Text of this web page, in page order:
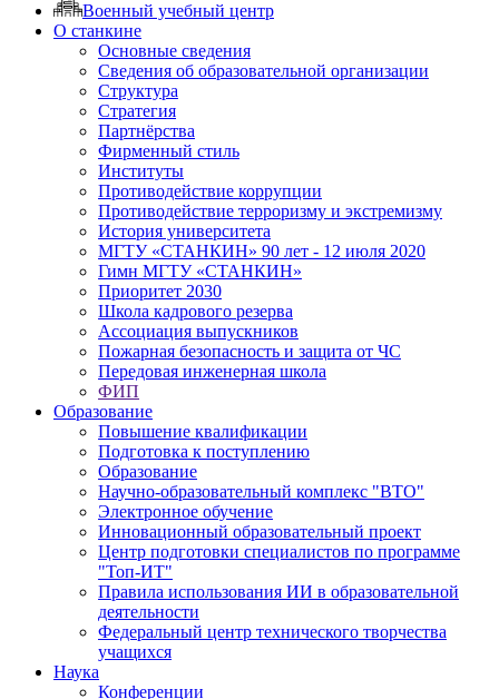
Военный учебный центр
О станкине
Основные сведения
Сведения об образовательной организации
Структура
Стратегия
Партнёрства
Фирменный стиль
Институты
Противодействие коррупции
Противодействие терроризму и экстремизму
История университета
МГТУ «СТАНКИН» 90 лет - 12 июля 2020
Гимн МГТУ «СТАНКИН»
Приоритет 2030
Школа кадрового резерва
Ассоциация выпускников
Пожарная безопасность и защита от ЧС
Передовая инженерная школа
ФИП
Образование
Повышение квалификации
Подготовка к поступлению
Образование
Научно-образовательный комплекс "ВТО"
Электронное обучение
Инновационный образовательный проект
Центр подготовки специалистов по программе
"Топ-ИТ"
Правила использования ИИ в образовательной
деятельности
Федеральный центр технического творчества
учащихся
Наука
Конференции